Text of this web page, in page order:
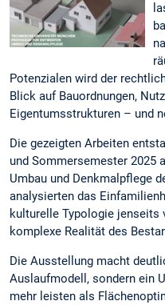
Potenzialen wird der
Blick auf Bauordnungen,
Eigentumsstrukturen – und
Die gezeigten Arbeiten
und Sommersemester 2025
Umbau und Denkmalpflege
analysierten das
kulturelle Typologie
komplexe Realität des
Die Ausstellung macht
Auslaufmodell, sondern ein
mehr leisten als